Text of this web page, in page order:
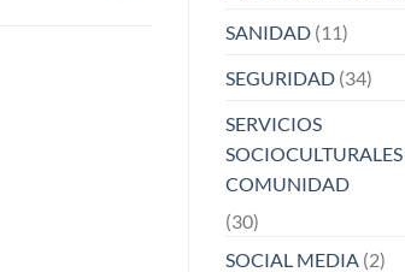
SANIDAD(11)
SEGURIDAD(34)
SERVICIOS
SOCIOCULTURALES
COMUNIDAD
(30)
SOCIAL MEDIA (2)